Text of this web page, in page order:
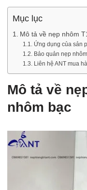
Mục lục
Mô tả về nẹp nhôm
Ứng dụng của sản
Bảo quản nẹp
Liên hệ ANT mua
Mô tả về
nhôm bạc